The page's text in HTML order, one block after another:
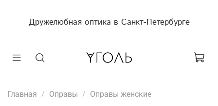
Дружелюбная оптика в Санкт-Петербурге
Главная Оправы Оправы женские